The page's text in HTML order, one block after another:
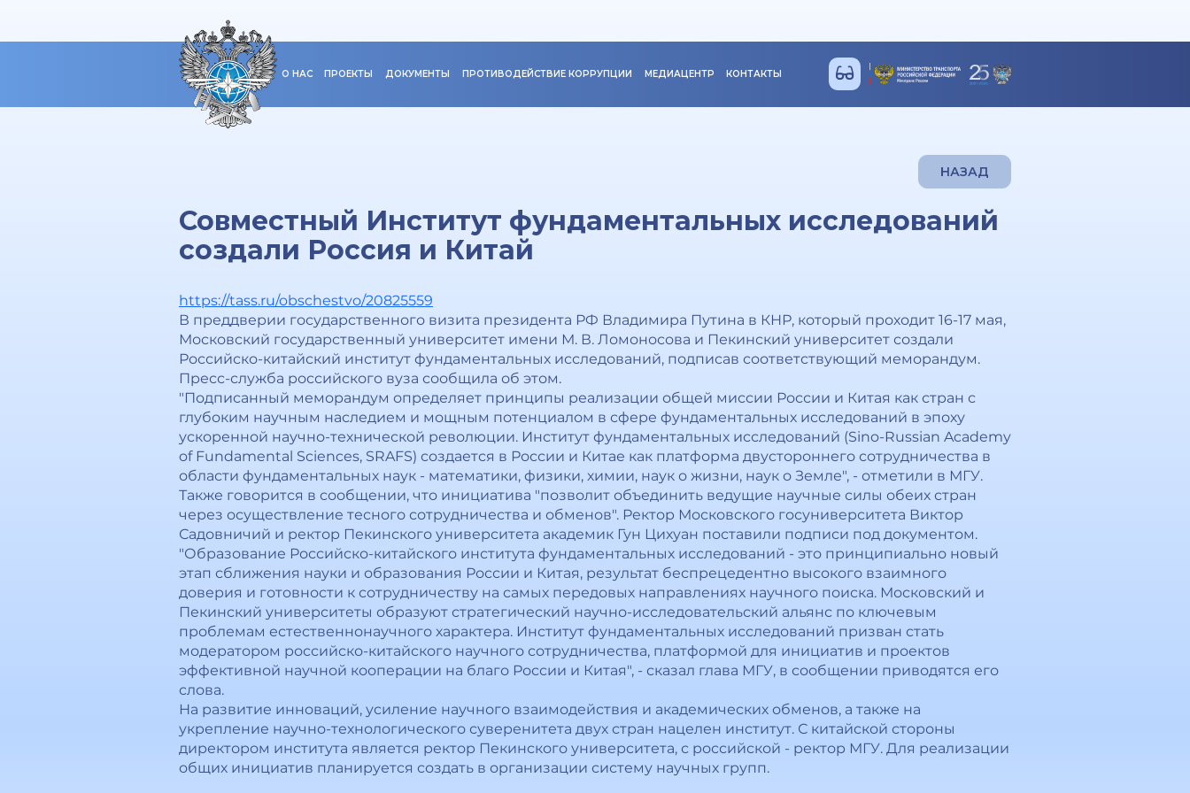
О НАС ПРОЕКТЫ ДОКУМЕНТЫ ПРОТИВОДЕЙСТВИЕ КОРРУПЦИИ МЕДИАЦЕНТР КОНТАКТЫ
НАЗАД
Совместный Институт фундаментальных исследований
создали Россия и Китай
https://tass.ru/obschestvo/20825559
В преддверии государственного визита президента РФ Владимира Путина в КНР, который проходит 16-17 мая,
Московский государственный университет имени М. В. Ломоносова и Пекинский университет создали
Российско-китайский институт фундаментальных исследований, подписав соответствующий меморандум.
Пресс-служба российского вуза сообщила об этом.
"Подписанный меморандум определяет принципы реализации общей миссии России и Китая как стран с
глубоким научным наследием и мощным потенциалом в сфере фундаментальных исследований в эпоху
ускоренной научно-технической революции. Институт фундаментальных исследований (Sino-Russian Academy
of Fundamental Sciences, SRAFS) создается в России и Китае как платформа двустороннего сотрудничества в
области фундаментальных наук - математики, физики, химии, наук о жизни, наук о Земле", - отметили в МГУ.
Также говорится в сообщении, что инициатива "позволит объединить ведущие научные силы обеих стран
через осуществление тесного сотрудничества и обменов". Ректор Московского госуниверситета Виктор
Садовничий и ректор Пекинского университета академик Гун Цихуан поставили подписи под документом.
"Образование Российско-китайского института фундаментальных исследований - это принципиально новый
этап сближения науки и образования России и Китая, результат беспрецедентно высокого взаимного
доверия и готовности к сотрудничеству на самых передовых направлениях научного поиска. Московский и
Пекинский университеты образуют стратегический научно-исследовательский альянс по ключевым
проблемам естественнонаучного характера. Институт фундаментальных исследований призван стать
модератором российско-китайского научного сотрудничества, платформой для инициатив и проектов
эффективной научной кооперации на благо России и Китая", - сказал глава МГУ, в сообщении приводятся его
слова.
На развитие инноваций, усиление научного взаимодействия и академических обменов, а также на
укрепление научно-технологического суверенитета двух стран нацелен институт. С китайской стороны
директором института является ректор Пекинского университета, с российской - ректор МГУ. Для реализации
общих инициатив планируется создать в организации систему научных групп.